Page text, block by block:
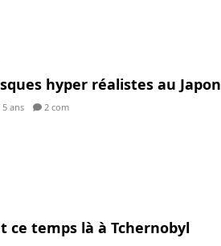
hyper réalistes au Japon
5 ans 2 com
ce temps là à Tchernobyl